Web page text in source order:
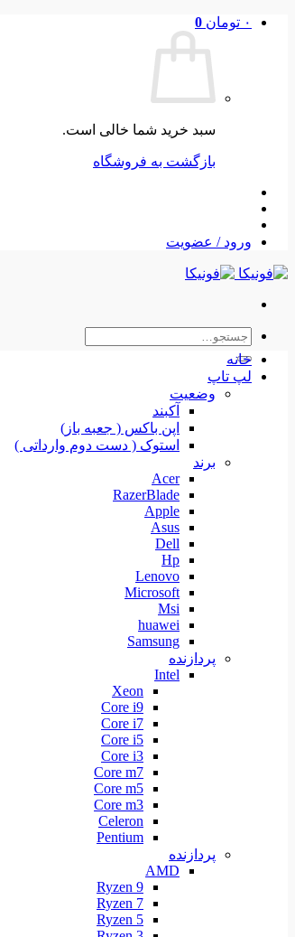
Skip
۰ تومان 0
سبد خرید شما خالی است.
بازگشت به فروشگاه
ورود / عضویت
جستجو
برای:
خانه
لپ تاپ
وضعیت
آکبند
اپن باکس ( جعبه باز)
استوک ( دست دوم وارداتی )
برند
Acer
RazerBlade
Apple
Asus
Dell
Hp
Lenovo
Microsoft
Msi
huawei
Samsung
پردازنده
Intel
Xeon
Core i9
Core i7
Core i5
Core i3
Core m7
Core m5
Core m3
Celeron
Pentium
پردازنده
AMD
Ryzen 9
Ryzen 7
Ryzen 5